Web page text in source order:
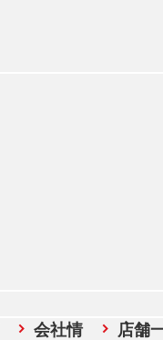
会社情
店舗